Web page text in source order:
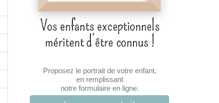
Proposez le portrait de votre enfant,
en remplissant
notre formulaire en ligne.